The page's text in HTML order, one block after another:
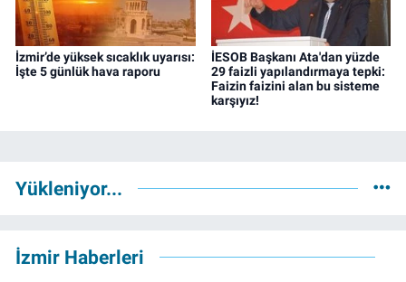
İzmir’de yüksek sıcaklık uyarısı:
İşte 5 günlük hava raporu
İESOB Başkanı Ata'dan yüzde
29 faizli yapılandırmaya tepki:
Faizin faizini alan bu sisteme
karşıyız!
Yükleniyor...
İzmir Haberleri